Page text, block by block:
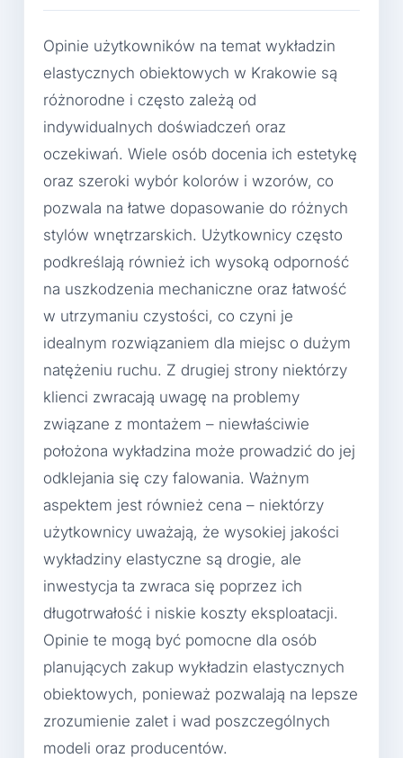
Opinie użytkowników na temat wykładzin
elastycznych obiektowych w Krakowie są
różnorodne i często zależą od
indywidualnych doświadczeń oraz
oczekiwań. Wiele osób docenia ich estetykę
oraz szeroki wybór kolorów i wzorów, co
pozwala na łatwe dopasowanie do różnych
stylów wnętrzarskich. Użytkownicy często
podkreślają również ich wysoką odporność
na uszkodzenia mechaniczne oraz łatwość
w utrzymaniu czystości, co czyni je
idealnym rozwiązaniem dla miejsc o dużym
natężeniu ruchu. Z drugiej strony niektórzy
klienci zwracają uwagę na problemy
związane z montażem – niewłaściwie
położona wykładzina może prowadzić do jej
odklejania się czy falowania. Ważnym
aspektem jest również cena – niektórzy
użytkownicy uważają, że wysokiej jakości
wykładziny elastyczne są drogie, ale
inwestycja ta zwraca się poprzez ich
długotrwałość i niskie koszty eksploatacji.
Opinie te mogą być pomocne dla osób
planujących zakup wykładzin elastycznych
obiektowych, ponieważ pozwalają na lepsze
zrozumienie zalet i wad poszczególnych
modeli oraz producentów.